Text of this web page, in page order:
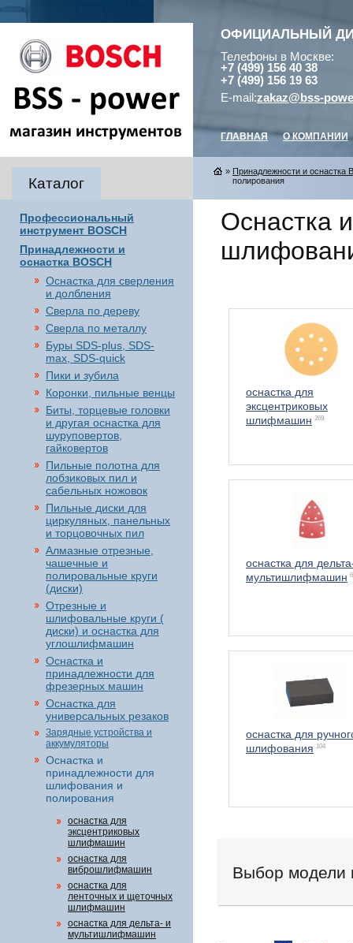
ОФИЦИАЛЬНЫЙ
Телефоны в Москве:
+7 (499) 156 40 38
+7 (499) 156 19 63
E-mail:zakaz@bss-
ГЛАВНАЯ О КОМПАНИИ
Каталог
Профессиональный
инструмент BOSCH
Принадлежности и
оснастка BOSCH
Оснастка для сверления
и долбления
Сверла по дереву
Сверла по металлу
Буры SDS-plus, SDS-
max, SDS-quick
Пики и зубила
Коронки, пильные венцы
Биты, торцевые головки
и другая оснастка для
шуруповертов,
гайковертов
Пильные полотна для
лобзиковых пил и
сабельных ножовок
Пильные диски для
циркуляных, панельных
и торцовочных пил
Алмазные отрезные,
чашечные и
полировальные круги
(диски)
Отрезные и
шлифовальные круги (
диски) и оснастка для
углошлифмашин
Оснастка и
принадлежности для
фрезерных машин
Оснастка для
универсальных резаков
Зарядные устройства и
аккумуляторы
Оснастка и
принадлежности для
шлифования и
полирования
оснастка для
эксцентриковых
шлифмашин
оснастка для
виброшлифмашин
оснастка для
ленточных и щеточных
шлифмашин
оснастка для дельта- и
мультишлифмашин
» Принадлежности и оснастка
полирования
Оснастка
оснастка для
эксцентриковых
шлифмашин 269
оснастка для
мультишлифмашин
оснастка для
шлифования 104
Выбор модели